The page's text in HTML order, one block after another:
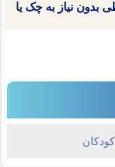
بدون نیاز به چک یا